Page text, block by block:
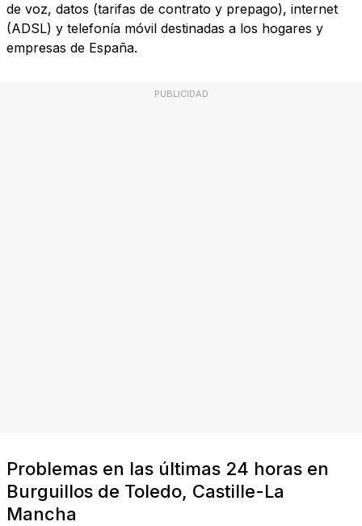
de voz, datos (tarifas de contrato y prepago), internet
(ADSL) y telefonía móvil destinadas a los hogares y
empresas de España.
PUBLICIDAD
Problemas en las últimas 24 horas en
Burguillos de Toledo, Castille-La
Mancha